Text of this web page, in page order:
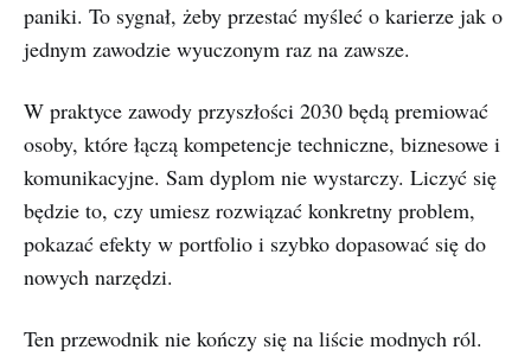
paniki. To sygnał, żeby przestać myśleć o karierze jak o
jednym zawodzie wyuczonym raz na zawsze.
W praktyce zawody przyszłości 2030 będą premiować
osoby, które łączą kompetencje techniczne, biznesowe i
komunikacyjne. Sam dyplom nie wystarczy. Liczyć się
będzie to, czy umiesz rozwiązać konkretny problem,
pokazać efekty w portfolio i szybko dopasować się do
nowych narzędzi.
Ten przewodnik nie kończy się na liście modnych ról.